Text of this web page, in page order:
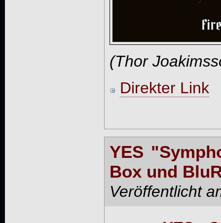
(Thor
Direkter Link
YES
Box und
Veröffentlicht